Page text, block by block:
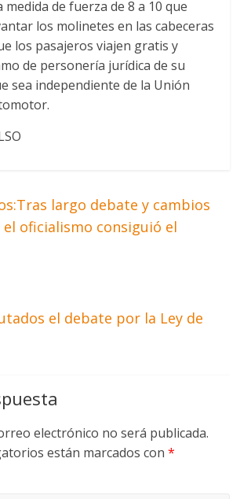
de fuerza de 8 a 10 que
los molinetes en las cabeceras
los pasajeros viajen gratis y
de personería jurídica de su
sea independiente de la Unión
largo debate y cambios
oficialismo consiguió el
el debate por la Ley de
electrónico no será publicada.
están marcados con*